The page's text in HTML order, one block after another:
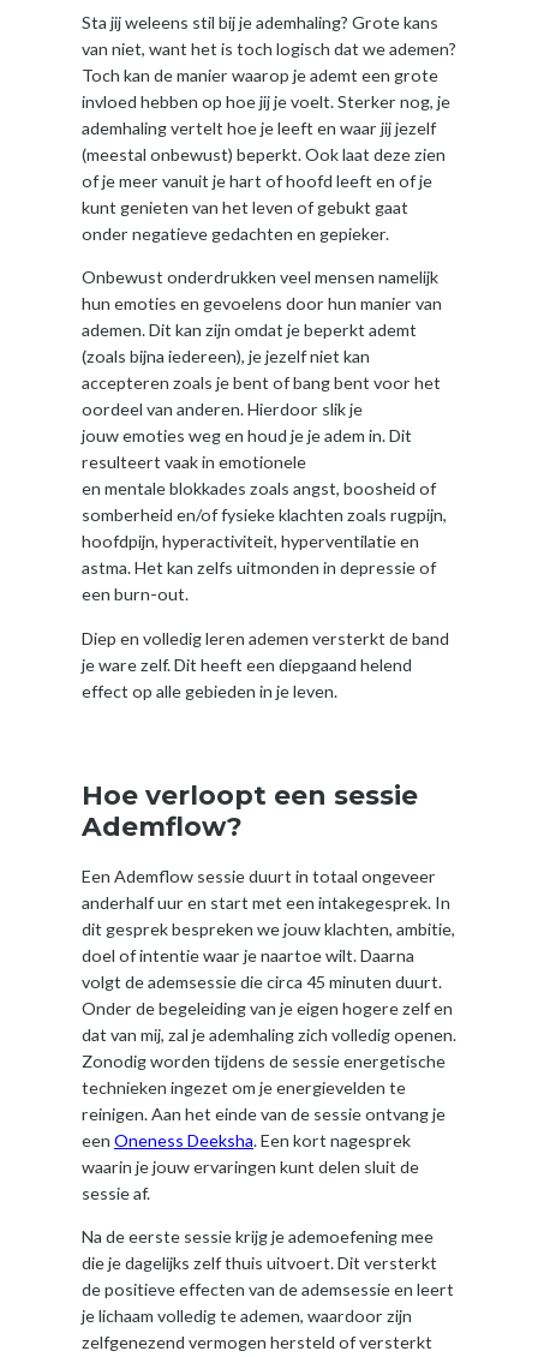
Sta jij weleens stil bij je ademhaling? Grote kans
van niet, want het is toch logisch dat we ademen?
Toch kan de manier waarop je ademt een grote
invloed hebben op hoe jij je voelt. Sterker nog, je
ademhaling vertelt hoe je leeft en waar jij jezelf
(meestal onbewust) beperkt. Ook laat deze zien
of je meer vanuit je hart of hoofd leeft en of je
kunt genieten van het leven of gebukt gaat
onder negatieve gedachten en gepieker.
Onbewust onderdrukken veel mensen namelijk
hun emoties en gevoelens door hun manier van
ademen. Dit kan zijn omdat je beperkt ademt
(zoals bijna iedereen), je jezelf niet kan
accepteren zoals je bent of bang bent voor het
oordeel van anderen. Hierdoor slik je
jouw emoties weg en houd je je adem in. Dit
resulteert vaak in emotionele
en mentale blokkades zoals angst, boosheid of
somberheid en/of fysieke klachten zoals rugpijn,
hoofdpijn, hyperactiviteit, hyperventilatie en
astma. Het kan zelfs uitmonden in depressie of
een burn-out.
Diep en volledig leren ademen versterkt de band
je ware zelf. Dit heeft een diepgaand helend
effect op alle gebieden in je leven.
Hoe verloopt een sessie
Ademflow?
Een Ademflow sessie duurt in totaal ongeveer
anderhalf uur en start met een intakegesprek. In
dit gesprek bespreken we jouw klachten, ambitie,
doel of intentie waar je naartoe wilt. Daarna
volgt de ademsessie die circa 45 minuten duurt.
Onder de begeleiding van je eigen hogere zelf en
dat van mij, zal je ademhaling zich volledig openen.
Zonodig worden tijdens de sessie energetische
technieken ingezet om je energievelden te
reinigen. Aan het einde van de sessie ontvang je
een Oneness Deeksha. Een kort nagesprek
waarin je jouw ervaringen kunt delen sluit de
sessie af.
Na de eerste sessie krijg je ademoefening mee
die je dagelijks zelf thuis uitvoert. Dit versterkt
de positieve effecten van de ademsessie en leert
je lichaam volledig te ademen, waardoor zijn
zelfgenezend vermogen hersteld of versterkt